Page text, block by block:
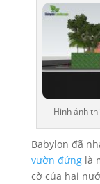
Hình ảnh
Babylon đã
vườn đứnglà
cờ của hai